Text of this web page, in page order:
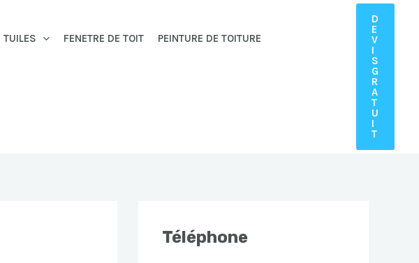
TUILES FENETRE DE TOIT PEINTURE DE TOITURE
D
E
V
I
S
G
R
A
T
U
I
T
Téléphone